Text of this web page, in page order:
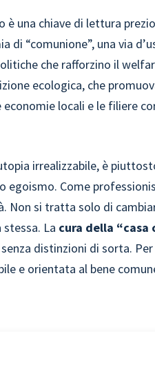
è una chiave di lettura
di “comunione”, una via
che rafforzino il
ecologica, che
economie locali e le filiere
irrealizzabile, è
egoismo. Come
Non si tratta solo di
La cura della “casa
distinzioni di sorta.
e orientata al bene